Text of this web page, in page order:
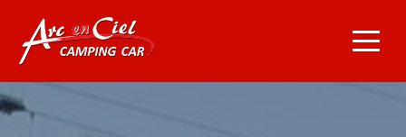
Navigation principale